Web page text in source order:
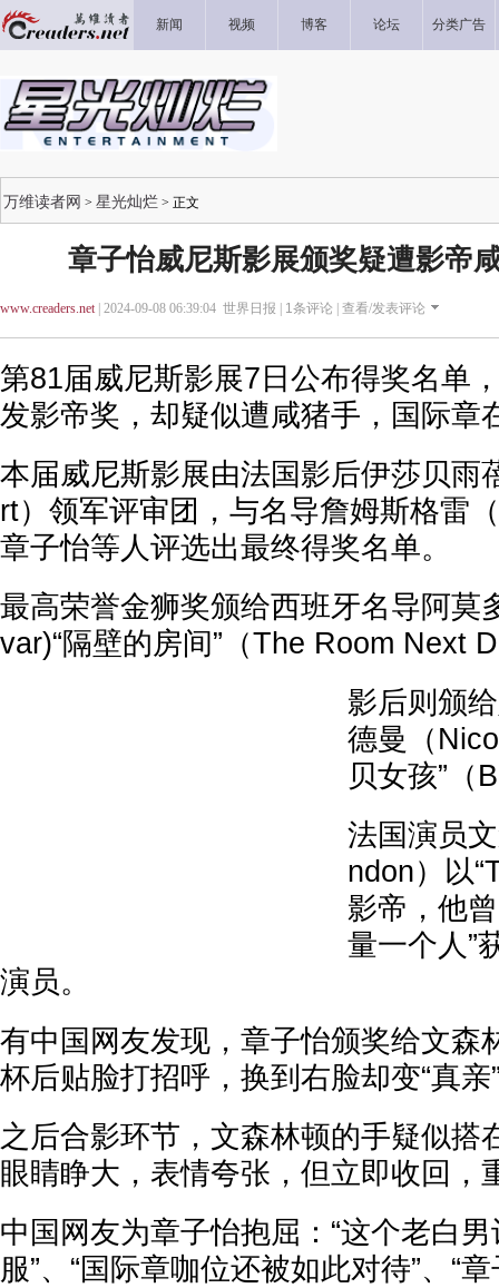
新闻 视频 博客 论坛 分类广告
万维读者网 > 星光灿烂 > 正文
章子怡威尼斯影展颁奖疑遭影帝
www.creaders.net| 2024-09-08 06:39:04 世界日报 | 1条评论 | 查看/发表评论
第81届威尼斯影展7日公布得奖名单
发影帝奖，却疑似遭咸猪手，国际章
本届威尼斯影展由法国影后伊莎贝雨
rt）领军评审团，与名导詹姆斯格雷
章子怡等人评选出最终得奖名单。
最高荣誉金狮奖颁给西班牙名导阿莫
var)“隔壁的房间”（The Room Next
影后则颁
德曼（
贝女孩”（
法国演员
ndon）以
影帝，他
量一个人”
演员。
有中国网友发现，章子怡颁奖给文森
杯后贴脸打招呼，换到右脸却变“真亲
之后合影环节，文森林顿的手疑似搭
眼睛睁大，表情夸张，但立即收回，
中国网友为章子怡抱屈：“这个老白
服”、“国际章咖位还被如此对待”、“